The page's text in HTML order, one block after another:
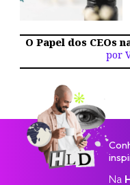
O Papel dos CEOs
por
Na